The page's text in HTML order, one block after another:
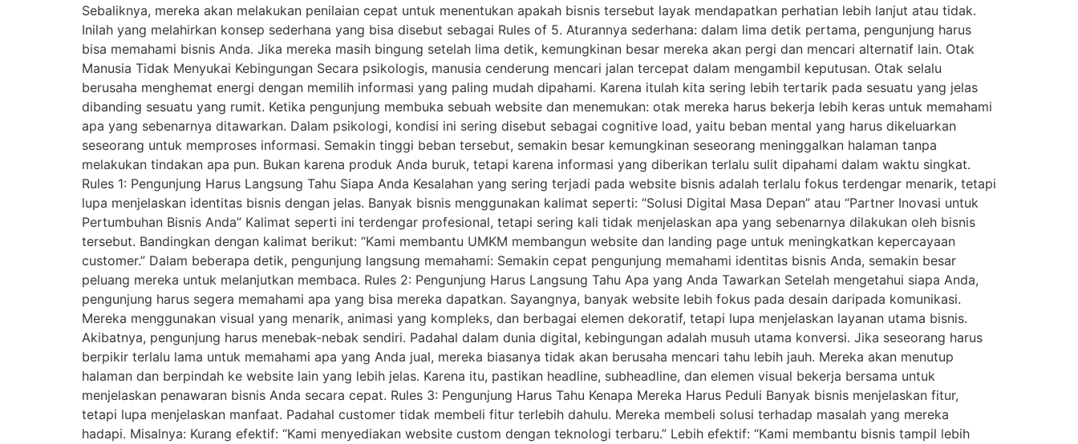
Sebaliknya, mereka akan melakukan penilaian cepat untuk menentukan apakah bisnis tersebut layak mendapatkan perhatian lebih lanjut atau tidak.
Inilah yang melahirkan konsep sederhana yang bisa disebut sebagai Rules of 5. Aturannya sederhana: dalam lima detik pertama, pengunjung harus
bisa memahami bisnis Anda. Jika mereka masih bingung setelah lima detik, kemungkinan besar mereka akan pergi dan mencari alternatif lain. Otak
Manusia Tidak Menyukai Kebingungan Secara psikologis, manusia cenderung mencari jalan tercepat dalam mengambil keputusan. Otak selalu
berusaha menghemat energi dengan memilih informasi yang paling mudah dipahami. Karena itulah kita sering lebih tertarik pada sesuatu yang jelas
dibanding sesuatu yang rumit. Ketika pengunjung membuka sebuah website dan menemukan: otak mereka harus bekerja lebih keras untuk memahami
apa yang sebenarnya ditawarkan. Dalam psikologi, kondisi ini sering disebut sebagai cognitive load, yaitu beban mental yang harus dikeluarkan
seseorang untuk memproses informasi. Semakin tinggi beban tersebut, semakin besar kemungkinan seseorang meninggalkan halaman tanpa
melakukan tindakan apa pun. Bukan karena produk Anda buruk, tetapi karena informasi yang diberikan terlalu sulit dipahami dalam waktu singkat.
Rules 1: Pengunjung Harus Langsung Tahu Siapa Anda Kesalahan yang sering terjadi pada website bisnis adalah terlalu fokus terdengar menarik, tetapi
lupa menjelaskan identitas bisnis dengan jelas. Banyak bisnis menggunakan kalimat seperti: “Solusi Digital Masa Depan” atau “Partner Inovasi untuk
Pertumbuhan Bisnis Anda” Kalimat seperti ini terdengar profesional, tetapi sering kali tidak menjelaskan apa yang sebenarnya dilakukan oleh bisnis
tersebut. Bandingkan dengan kalimat berikut: “Kami membantu UMKM membangun website dan landing page untuk meningkatkan kepercayaan
customer.” Dalam beberapa detik, pengunjung langsung memahami: Semakin cepat pengunjung memahami identitas bisnis Anda, semakin besar
peluang mereka untuk melanjutkan membaca. Rules 2: Pengunjung Harus Langsung Tahu Apa yang Anda Tawarkan Setelah mengetahui siapa Anda,
pengunjung harus segera memahami apa yang bisa mereka dapatkan. Sayangnya, banyak website lebih fokus pada desain daripada komunikasi.
Mereka menggunakan visual yang menarik, animasi yang kompleks, dan berbagai elemen dekoratif, tetapi lupa menjelaskan layanan utama bisnis.
Akibatnya, pengunjung harus menebak-nebak sendiri. Padahal dalam dunia digital, kebingungan adalah musuh utama konversi. Jika seseorang harus
berpikir terlalu lama untuk memahami apa yang Anda jual, mereka biasanya tidak akan berusaha mencari tahu lebih jauh. Mereka akan menutup
halaman dan berpindah ke website lain yang lebih jelas. Karena itu, pastikan headline, subheadline, dan elemen visual bekerja bersama untuk
menjelaskan penawaran bisnis Anda secara cepat. Rules 3: Pengunjung Harus Tahu Kenapa Mereka Harus Peduli Banyak bisnis menjelaskan fitur,
tetapi lupa menjelaskan manfaat. Padahal customer tidak membeli fitur terlebih dahulu. Mereka membeli solusi terhadap masalah yang mereka
hadapi. Misalnya: Kurang efektif: “Kami menyediakan website custom dengan teknologi terbaru.” Lebih efektif: “Kami membantu bisnis tampil lebih